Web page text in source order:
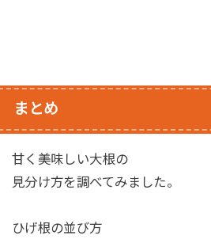
まとめ
甘く美味しい大根の
見分け方を調べてみました。
ひげ根の並び方